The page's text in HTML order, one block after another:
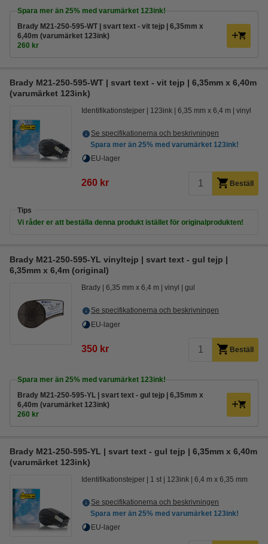
Spara mer än 25% med varumärket 123ink!
Brady M21-250-595-WT | svart text - vit tejp | 6,35mm x
6,40m (varumärket 123ink)
260 kr
Brady M21-250-595-WT | svart text - vit tejp | 6,35mm x 6,40m
(varumärket 123ink)
Identifikationstejper 123ink 6,35 mm x 6,4 m vinyl
Se specifikationerna och beskrivningen
Spara mer än 25% med varumärket 123ink!
EU-lager
260 kr Beställ
Tips
Vi råder er att beställa denna produkt istället för originalprodukten!
Brady M21-250-595-YL vinyltejp | svart text - gul tejp |
6,35mm x 6,4m (original)
Brady 6,35 mm x 6,4 m vinyl gul
Se specifikationerna och beskrivningen
EU-lager
350 kr Beställ
Spara mer än 25% med varumärket 123ink!
Brady M21-250-595-YL | svart text - gul tejp | 6,35mm x
6,40m (varumärket 123ink)
260 kr
Brady M21-250-595-YL | svart text - gul tejp | 6,35mm x 6,40m
(varumärket 123ink)
Identifikationstejper 1 st 123ink 6,4 m x 6,35 mm
Se specifikationerna och beskrivningen
Spara mer än 25% med varumärket 123ink!
EU-lager